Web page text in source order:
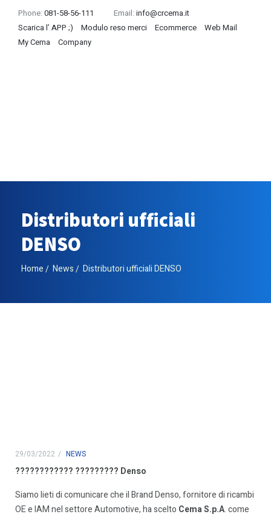
Phone: 081-58-56-111 Email: info@crcema.it
Scarica l’ APP ;)
Modulo reso merci Ecommerce
Web Mail
My Cema
Company
Distributori ufficiali
DENSO
Home News Distributori ufficiali DENSO
29/03/2022 NEWS
???????????? ????????? Denso
Siamo lieti di comunicare che il Brand Denso, fornitore di ricambi
OE e IAM nel settore Automotive, ha scelto Cema S.p.A. come